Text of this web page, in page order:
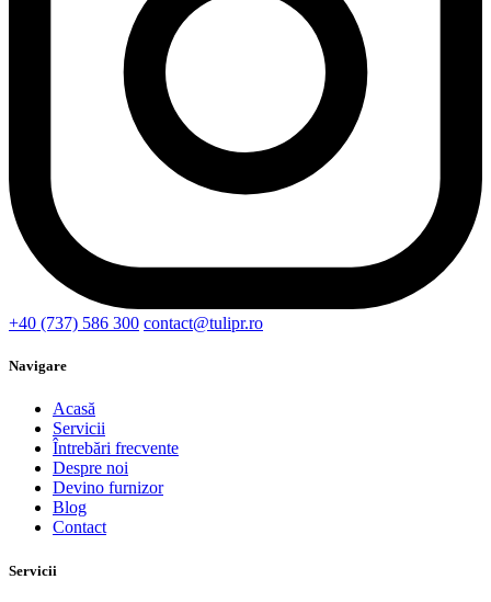
+40 (737) 586 300 contact@tulipr.ro
Navigare
Acasă
Servicii
Întrebări frecvente
Despre noi
Devino furnizor
Blog
Contact
Servicii